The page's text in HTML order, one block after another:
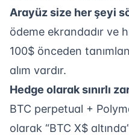
Arayüz size her şeyi
ödeme ekrandadır ve
100$ önceden
alım vardır.
Hedge olarak sınırlı
BTC perpetual +
olarak “BTC X$